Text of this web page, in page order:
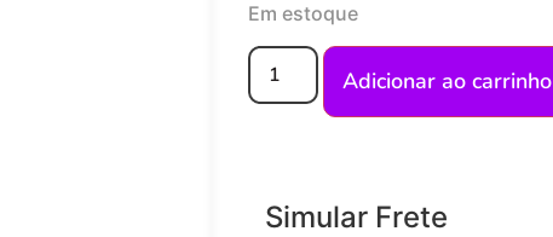
Em estoque
Adicionar ao carrinho
Simular Frete